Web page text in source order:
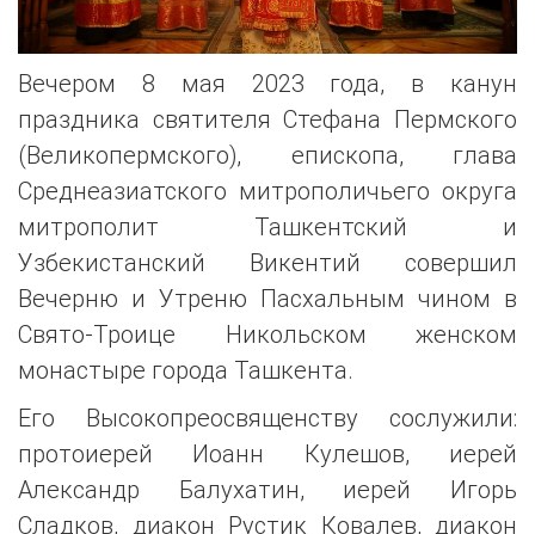
Вечером 8 мая 2023 года, в канун
праздника святителя Стефана Пермского
(Великопермского), епископа, глава
Среднеазиатского митрополичьего округа
митрополит Ташкентский и
Узбекистанский Викентий совершил
Вечерню и Утреню Пасхальным чином в
Свято-Троице Никольском женском
монастыре города Ташкента.
Его Высокопреосвященству сослужили:
протоиерей Иоанн Кулешов, иерей
Александр Балухатин, иерей Игорь
Сладков, диакон Рустик Ковалев, диакон